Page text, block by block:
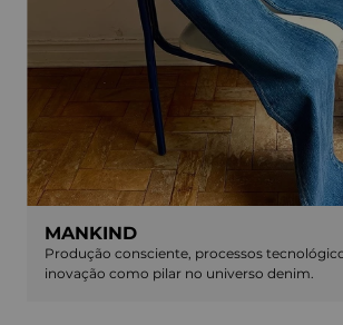
MANKIND
Produção consciente, processos
inovação como pilar no universo denim.